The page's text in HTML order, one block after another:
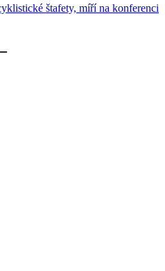
štafety, míří na konferenci